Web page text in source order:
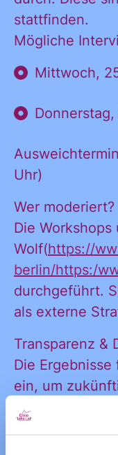
stattfinden.
Mögliche
Mittwoch,
Uhr)
Wer moderiert?
Die
Wolf(https://
berlin/https:/
durchgeführt.
als externe
Transparenz &
Die
ein, um
öffentlichen
Angaben
Du Fragen
Ja, ich
des CDL direkt
persönliches
Postfach:
Ja,
und
des